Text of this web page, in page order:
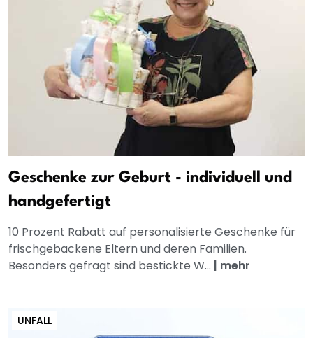
Geschenke zur Geburt - individuell und
handgefertigt
10 Prozent Rabatt auf personalisierte Geschenke für
frischgebackene Eltern und deren Familien.
Besonders gefragt sind bestickte W... | mehr
UNFALL